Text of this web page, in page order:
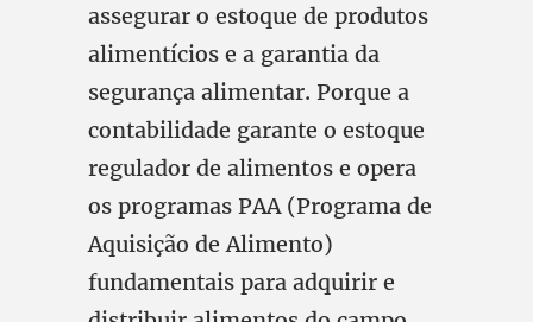
assegurar o estoque de produtos
alimentícios e a garantia da
segurança alimentar. Porque a
contabilidade garante o estoque
regulador de alimentos e opera
os programas PAA (Programa de
Aquisição de Alimento)
fundamentais para adquirir e